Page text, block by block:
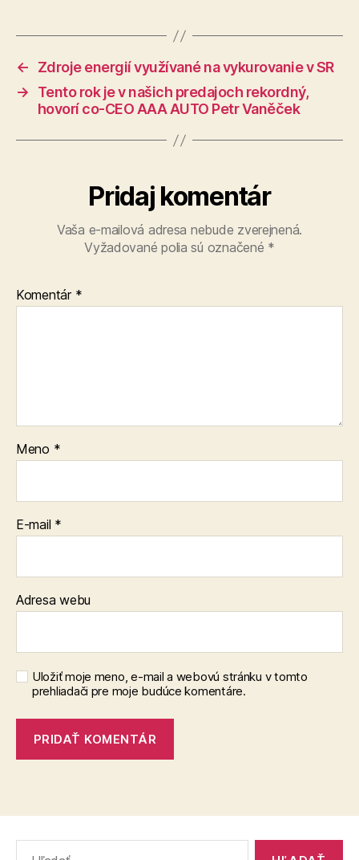
←
Zdroje energií využívané na vykurovanie v SR
→
Tento rok je v našich predajoch rekordný,
hovorí co-CEO AAA AUTO Petr Vaněček
Pridaj komentár
Vaša e-mailová adresa nebude zverejnená.
Vyžadované polia sú označené *
Komentár *
Meno *
E-mail *
Adresa webu
Uložiť moje meno, e-mail a webovú stránku v tomto
prehliadači pre moje budúce komentáre.